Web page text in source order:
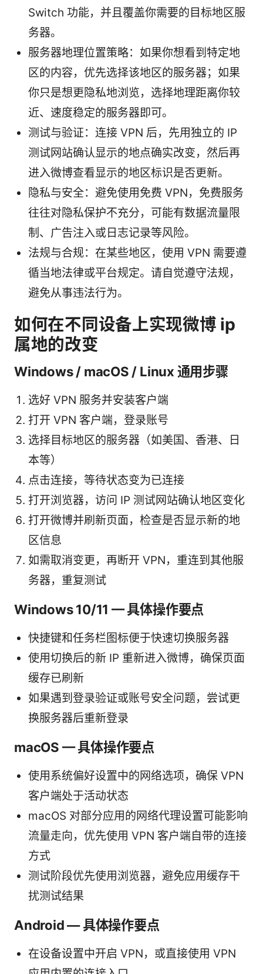
Switch 功能，并且覆盖你需要的目标地区服
务器。
服务器地理位置策略：如果你想看到特定地
区的内容，优先选择该地区的服务器；如果
你只是想更隐私地浏览，选择地理距离你较
近、速度稳定的服务器即可。
测试与验证：连接 VPN 后，先用独立的 IP
测试网站确认显示的地点确实改变，然后再
进入微博查看显示的地区标识是否更新。
隐私与安全：避免使用免费 VPN，免费服务
往往对隐私保护不充分，可能有数据流量限
制、广告注入或日志记录等风险。
法规与合规：在某些地区，使用 VPN 需要遵
循当地法律或平台规定。请自觉遵守法规，
避免从事违法行为。
如何在不同设备上实现微博 ip
属地的改变
Windows / macOS / Linux 通用步骤
选好 VPN 服务并安装客户端
打开 VPN 客户端，登录账号
选择目标地区的服务器（如美国、香港、日
本等）
点击连接，等待状态变为已连接
打开浏览器，访问 IP 测试网站确认地区变化
打开微博并刷新页面，检查是否显示新的地
区信息
如需取消变更，再断开 VPN，重连到其他服
务器，重复测试
Windows 10/11 — 具体操作要点
快捷键和任务栏图标便于快速切换服务器
使用切换后的新 IP 重新进入微博，确保页面
缓存已刷新
如果遇到登录验证或账号安全问题，尝试更
换服务器后重新登录
macOS — 具体操作要点
使用系统偏好设置中的网络选项，确保 VPN
客户端处于活动状态
macOS 对部分应用的网络代理设置可能影响
流量走向，优先使用 VPN 客户端自带的连接
方式
测试阶段优先使用浏览器，避免应用缓存干
扰测试结果
Android — 具体操作要点
在设备设置中开启 VPN，或直接使用 VPN